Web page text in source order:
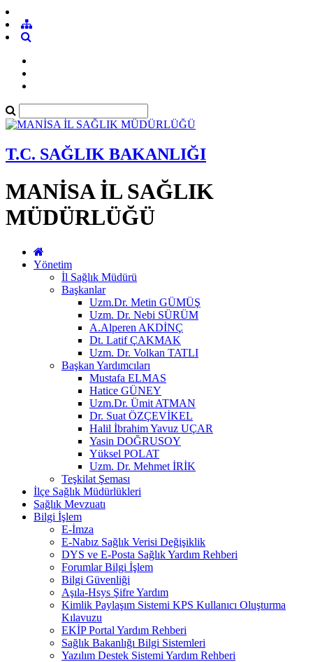
T.C. SAĞLIK BAKANLIĞI
MANİSA İL SAĞLIK
MÜDÜRLÜĞÜ
Yönetim
İl Sağlık Müdürü
Başkanlar
Uzm.Dr. Metin GÜMÜŞ
Uzm. Dr. Nebi SÜRÜM
A.Alperen AKDİNÇ
Dt. Latif ÇAKMAK
Uzm. Dr. Volkan TATLI
Başkan Yardımcıları
Mustafa ELMAS
Hatice GÜNEY
Uzm.Dr. Ümit ATMAN
Dr. Suat ÖZÇEVİKEL
Halil İbrahim Yavuz UÇAR
Yasin DOĞRUSOY
Yüksel POLAT
Uzm. Dr. Mehmet İRİK
Teşkilat Şeması
İlçe Sağlık Müdürlükleri
Sağlık Mevzuatı
Bilgi İşlem
E-İmza
E-Nabız Sağlık Verisi Değişiklik
DYS ve E-Posta Sağlık Yardım Rehberi
Forumlar Bilgi İşlem
Bilgi Güvenliği
Aşıla-Hsys Şifre Yardım
Kimlik Paylaşım Sistemi KPS Kullanıcı Oluşturma
Kılavuzu
EKİP Portal Yardım Rehberi
Sağlık Bakanlığı Bilgi Sistemleri
Yazılım Destek Sistemi Yardım Rehberi